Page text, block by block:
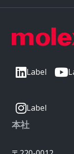
Label
Label
本社